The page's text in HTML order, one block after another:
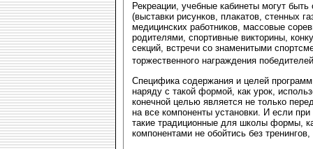
Рекреации, учебные кабинеты могут
(выставки рисунков, плакатов, стенных
медицинских работников, массовые
родителями, спортивные викторины,
секций, встречи со знаменитыми
торжественного награждения
Специфика содержания и целей
наряду с такой формой, как урок,
конечной целью является не только
на все компоненты установки. И если
такие традиционные для школы формы,
компонентами не обойтись без